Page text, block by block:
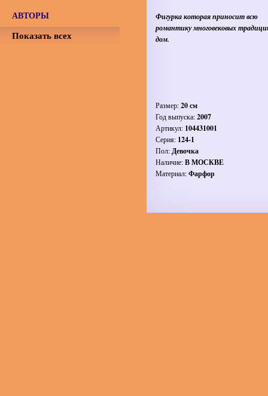
Фигурка которая приносит всю
романтику многовековых
дом.
Размер:20 см
Год выпуска:2007
Артикул: 104431001
Серия: 124-1
Пол:Девочка
Наличие:В МОСКВЕ
Материал:Фарфор
АВТОРЫ
Показать всех